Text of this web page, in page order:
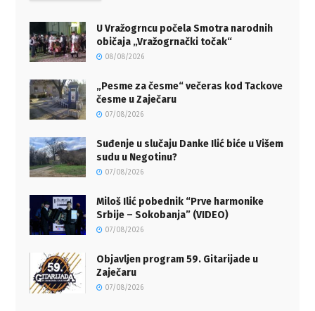
U Vražogrncu počela Smotra narodnih
običaja „Vražogrnački točak“
08/08/2026
„Pesme za česme“ večeras kod Tackove
česme u Zaječaru
07/08/2026
Suđenje u slučaju Danke Ilić biće u Višem
sudu u Negotinu?
07/08/2026
Miloš Ilić pobednik “Prve harmonike
Srbije – Sokobanja” (VIDEO)
07/08/2026
Objavljen program 59. Gitarijade u
Zaječaru
07/08/2026